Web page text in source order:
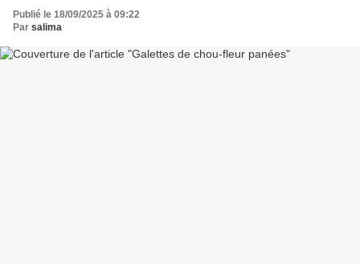
Publié le 18/09/2025 à 09:22
Par salima